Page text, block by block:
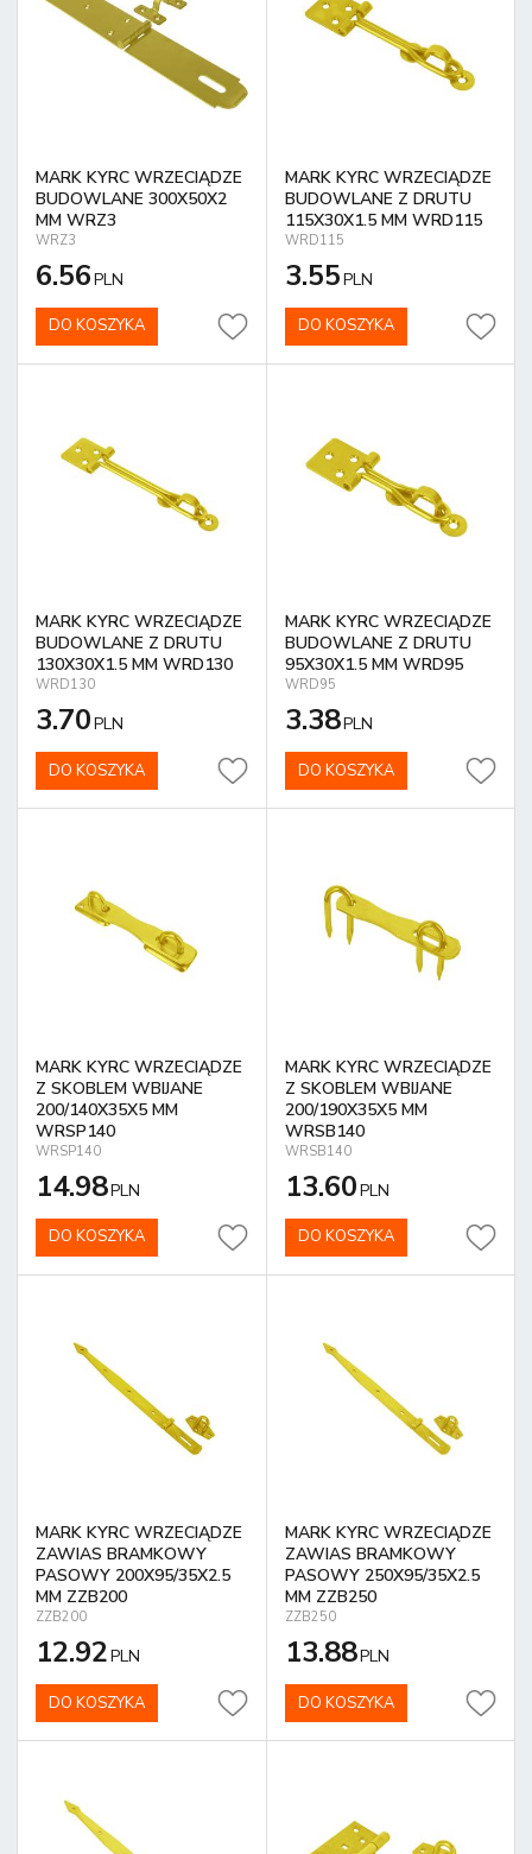
MARK KYRC WRZECIĄDZE
BUDOWLANE 300X50X2
MM WRZ3
WRZ3
6.56PLN
DO KOSZYKA
MARK KYRC WRZECIĄDZE
BUDOWLANE Z DRUTU
115X30X1.5 MM WRD115
WRD115
3.55PLN
DO KOSZYKA
MARK KYRC WRZECIĄDZE
BUDOWLANE Z DRUTU
130X30X1.5 MM WRD130
WRD130
3.70PLN
DO KOSZYKA
MARK KYRC WRZECIĄDZE
BUDOWLANE Z DRUTU
95X30X1.5 MM WRD95
WRD95
3.38PLN
DO KOSZYKA
MARK KYRC WRZECIĄDZE
Z SKOBLEM WBIJANE
200/140X35X5 MM
WRSP140
WRSP140
14.98PLN
DO KOSZYKA
MARK KYRC WRZECIĄDZE
Z SKOBLEM WBIJANE
200/190X35X5 MM
WRSB140
WRSB140
13.60PLN
DO KOSZYKA
MARK KYRC WRZECIĄDZE
ZAWIAS BRAMKOWY
PASOWY 200X95/35X2.5
MM ZZB200
ZZB200
12.92PLN
DO KOSZYKA
MARK KYRC WRZECIĄDZE
ZAWIAS BRAMKOWY
PASOWY 250X95/35X2.5
MM ZZB250
ZZB250
13.88PLN
DO KOSZYKA